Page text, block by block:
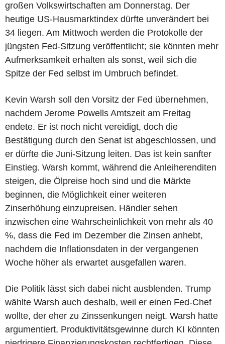
großen Volkswirtschaften am Donnerstag. Der
heutige US-Hausmarktindex dürfte unverändert bei
34 liegen. Am Mittwoch werden die Protokolle der
jüngsten Fed-Sitzung veröffentlicht; sie könnten mehr
Aufmerksamkeit erhalten als sonst, weil sich die
Spitze der Fed selbst im Umbruch befindet.
Kevin Warsh soll den Vorsitz der Fed übernehmen,
nachdem Jerome Powells Amtszeit am Freitag
endete. Er ist noch nicht vereidigt, doch die
Bestätigung durch den Senat ist abgeschlossen, und
er dürfte die Juni-Sitzung leiten. Das ist kein sanfter
Einstieg. Warsh kommt, während die Anleiherenditen
steigen, die Ölpreise hoch sind und die Märkte
beginnen, die Möglichkeit einer weiteren
Zinserhöhung einzupreisen. Händler sehen
inzwischen eine Wahrscheinlichkeit von mehr als 40
%, dass die Fed im Dezember die Zinsen anhebt,
nachdem die Inflationsdaten in der vergangenen
Woche höher als erwartet ausgefallen waren.
Die Politik lässt sich dabei nicht ausblenden. Trump
wählte Warsh auch deshalb, weil er einen Fed-Chef
wollte, der eher zu Zinssenkungen neigt. Warsh hatte
argumentiert, Produktivitätsgewinne durch KI könnten